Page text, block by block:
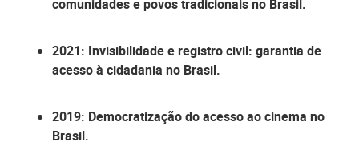
comunidades e povos tradicionais no Brasil.
2021: Invisibilidade e registro civil: garantia de
acesso à cidadania no Brasil.
2019: Democratização do acesso ao cinema no
Brasil.